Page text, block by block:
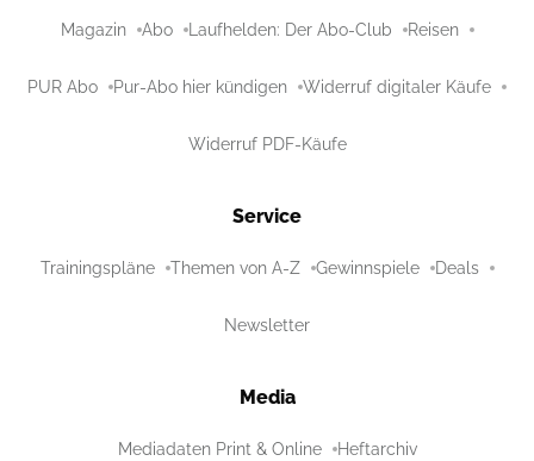
Magazin Abo Laufhelden: Der Abo-Club Reisen
PUR Abo Pur-Abo hier kündigen Widerruf digitaler Käufe
Widerruf PDF-Käufe
Service
Trainingspläne Themen von A-Z Gewinnspiele Deals
Newsletter
Media
Mediadaten Print & Online Heftarchiv